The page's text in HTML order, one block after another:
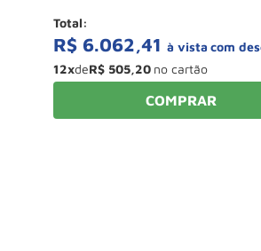
R$ 6.062,41 à vista
12xdeR$ 505,20
Total:
COMPRAR